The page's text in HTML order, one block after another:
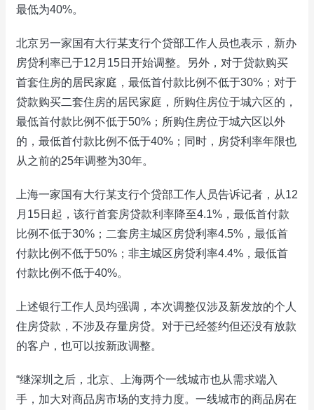
最低为40%。
北京另一家国有大行某支行个贷部工作人员也表示，新办
房贷利率已于12月15日开始调整。另外，对于贷款购买
首套住房的居民家庭，最低首付款比例不低于30%；对于
贷款购买二套住房的居民家庭，所购住房位于城六区的，
最低首付款比例不低于50%；所购住房位于城六区以外
的，最低首付款比例不低于40%；同时，房贷利率年限也
从之前的25年调整为30年。
上海一家国有大行某支行个贷部工作人员告诉记者，从12
月15日起，该行首套房贷款利率降至4.1%，最低首付款
比例不低于30%；二套房主城区房贷利率4.5%，最低首
付款比例不低于50%；非主城区房贷利率4.4%，最低首
付款比例不低于40%。
上述银行工作人员均强调，本次调整仅涉及新发放的个人
住房贷款，不涉及存量房贷。对于已经签约但还没有放款
的客户，也可以按新政调整。
“继深圳之后，北京、上海两个一线城市也从需求端入
手，加大对商品房市场的支持力度。一线城市的商品房在